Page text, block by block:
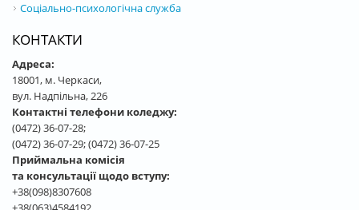
Соціально-психологічна служба
КОНТАКТИ
Адреса:
18001, м. Черкаси,
вул. Надпільна, 226
Контактні телефони коледжу:
(0472) 36-07-28;
(0472) 36-07-29; (0472) 36-07-25
Приймальна комісія
та консультації щодо вступу:
+38(098)8307608